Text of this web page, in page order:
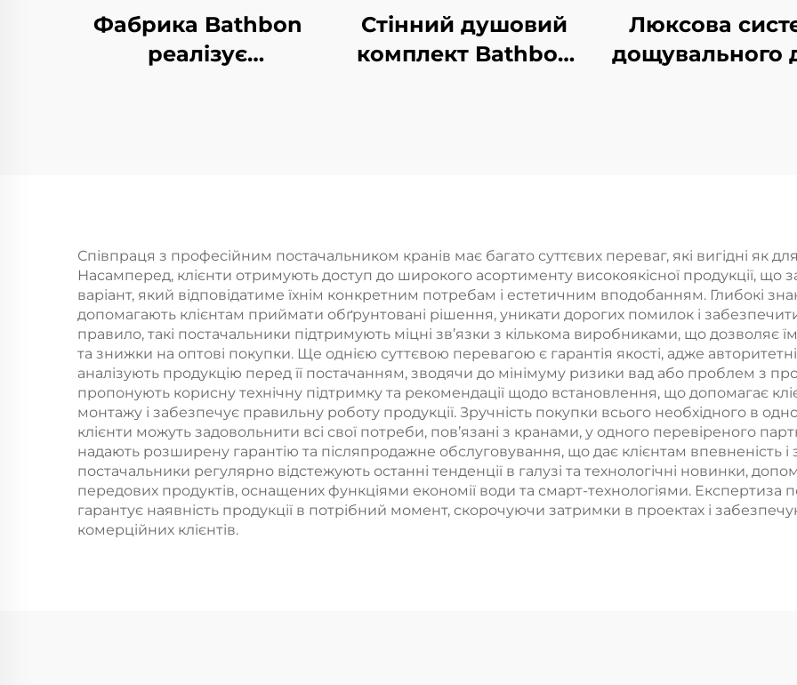
Фабрика Bathbon
реалізує
матового чорного
крана Душовий
набір для ванної
кімнати
Стінний душовий
комплект Bathbon
Люксова
дощувального
Співпраця з професійним постачальником кранів має багато суттєвих переваг, які вигідні як
Насамперед, клієнти отримують доступ до широкого асортименту високоякісної продукції, що
варіант, який відповідатиме їхнім конкретним потребам і естетичним вподобанням. Глибокі
допомагають клієнтам приймати обґрунтовані рішення, уникати дорогих помилок і
правило, такі постачальники підтримують міцні зв’язки з кількома виробниками, що дозволяє
та знижки на оптові покупки. Ще однією суттєвою перевагою є гарантія якості, адже
аналізують продукцію перед її постачанням, зводячи до мінімуму ризики вад або проблем з
пропонують корисну технічну підтримку та рекомендації щодо встановлення, що допомагає
монтажу і забезпечує правильну роботу продукції. Зручність покупки всього необхідного в
клієнти можуть задовольнити всі свої потреби, пов’язані з кранами, у одного перевіреного
надають розширену гарантію та післяпродажне обслуговування, що дає клієнтам впевненість і
постачальники регулярно відстежують останні тенденції в галузі та технологічні новинки,
передових продуктів, оснащених функціями економії води та смарт-технологіями. Експертиза
гарантує наявність продукції в потрібний момент, скорочуючи затримки в проектах і
комерційних клієнтів.